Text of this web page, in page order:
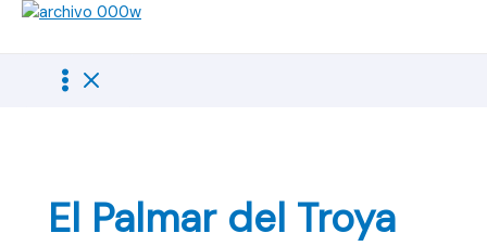
El Palmar del Troya